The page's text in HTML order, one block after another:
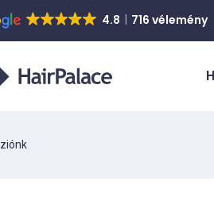
4.8 716 vélemény